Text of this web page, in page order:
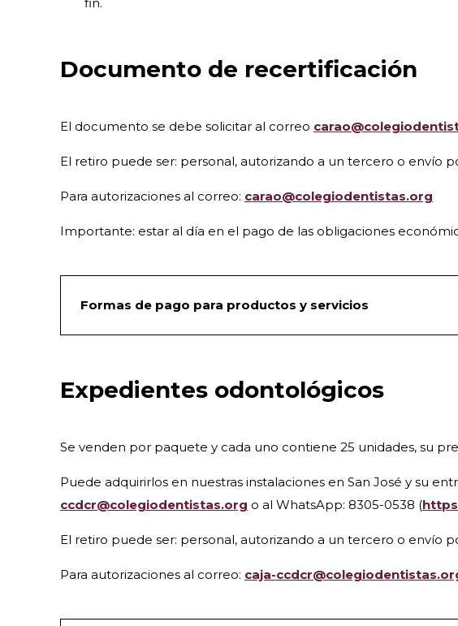
Documento de recertificación
El documento se debe solicitar al correo
El retiro puede ser: personal, autorizando a un tercero o envío
Para autorizaciones al correo: carao@colegiodentistas.org
Importante: estar al día en el pago de las obligaciones
Formas de pago para productos y servicios
Expedientes odontológicos
Se venden por paquete y cada uno contiene 25 unidades, su
Puede adquirirlos en nuestras instalaciones en San José y su
ccdcr@colegiodentistas.org o al WhatsApp: 8305-0538 (
El retiro puede ser: personal, autorizando a un tercero o envío
Para autorizaciones al correo: caja-